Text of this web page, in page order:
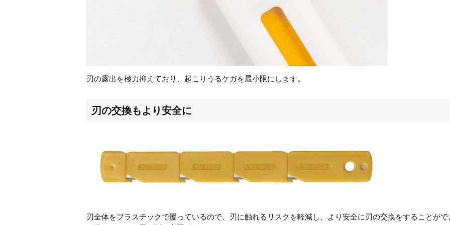
刃の露出を極力抑えており、起こりうるケガを最小限にします。
刃の交換もより安全に
刃全体をプラスチックで覆っているので、刃に触れるリスクを軽減し、より安全に刃の交換をすることが